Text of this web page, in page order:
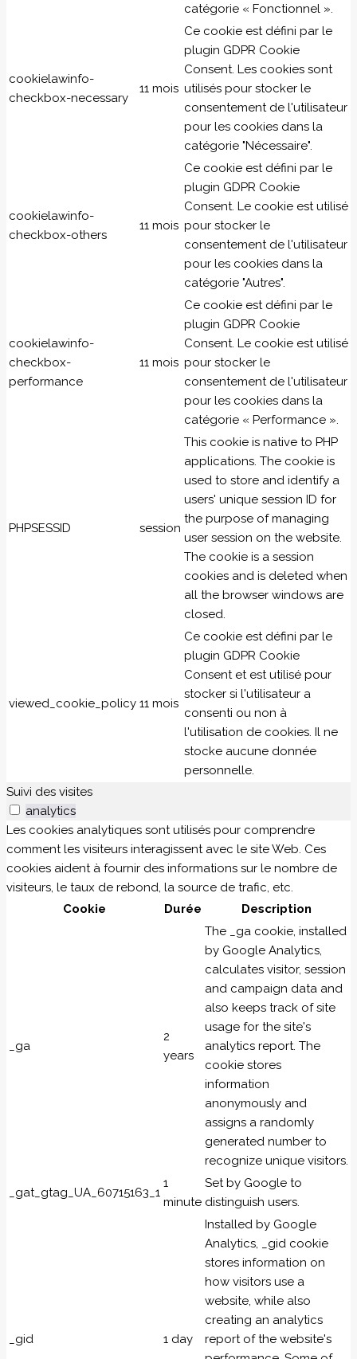
catégorie « Fonctionnel ».
cookielawinfo-
checkbox-necessary
11 mois
Ce cookie est défini par le
plugin GDPR Cookie
Consent. Les cookies sont
utilisés pour stocker le
consentement de l'utilisateur
pour les cookies dans la
catégorie "Nécessaire".
cookielawinfo-
checkbox-others
11 mois
Ce cookie est défini par le
plugin GDPR Cookie
Consent. Le cookie est utilisé
pour stocker le
consentement de l'utilisateur
pour les cookies dans la
catégorie "Autres".
cookielawinfo-
checkbox-
performance
11 mois
Ce cookie est défini par le
plugin GDPR Cookie
Consent. Le cookie est utilisé
pour stocker le
consentement de l'utilisateur
pour les cookies dans la
catégorie « Performance ».
PHPSESSID session
This cookie is native to PHP
applications. The cookie is
used to store and identify a
users' unique session ID for
the purpose of managing
user session on the website.
The cookie is a session
cookies and is deleted when
all the browser windows are
closed.
viewed_cookie_policy 11 mois
Ce cookie est défini par le
plugin GDPR Cookie
Consent et est utilisé pour
stocker si l'utilisateur a
consenti ou non à
l'utilisation de cookies. Il ne
stocke aucune donnée
personnelle.
Suivi des visites
analytics
Les cookies analytiques sont utilisés pour comprendre
comment les visiteurs interagissent avec le site Web. Ces
cookies aident à fournir des informations sur le nombre de
visiteurs, le taux de rebond, la source de trafic, etc.
Cookie
Durée Description
_ga
2
years
The _ga cookie, installed
by Google Analytics,
calculates visitor, session
and campaign data and
also keeps track of site
usage for the site's
analytics report. The
cookie stores
information
anonymously and
assigns a randomly
generated number to
recognize unique visitors.
_gat_gtag_UA_60715163_1
1
minute
Set by Google to
distinguish users.
_gid 1 day
Installed by Google
Analytics, _gid cookie
stores information on
how visitors use a
website, while also
creating an analytics
report of the website's